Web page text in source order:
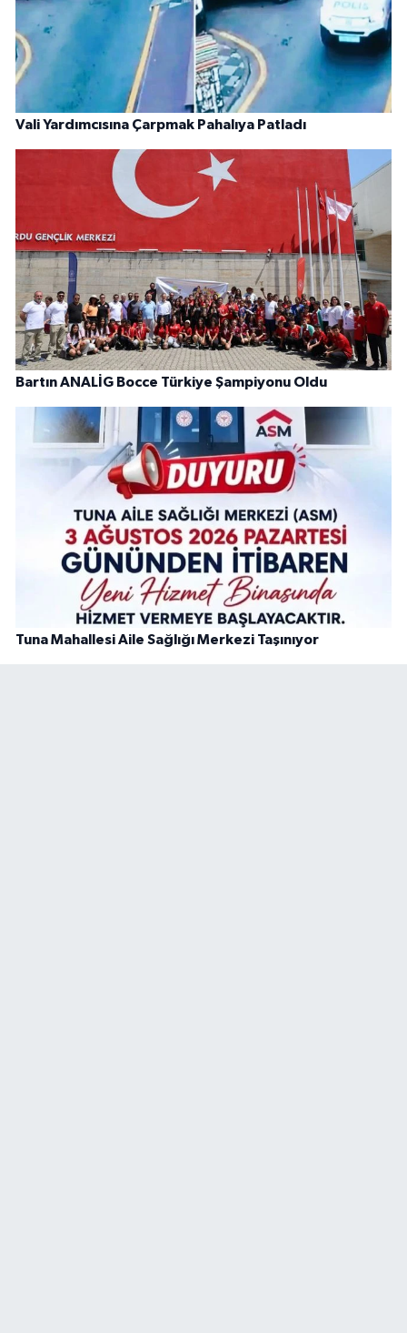
Vali Yardımcısına Çarpmak Pahalıya Patladı
Bartın ANALİG Bocce Türkiye Şampiyonu Oldu
Tuna Mahallesi Aile Sağlığı Merkezi Taşınıyor